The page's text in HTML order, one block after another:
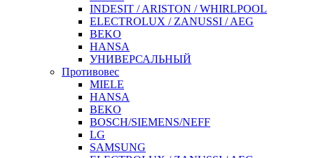
INDESIT / ARISTON / WHIRLPOOL
ELECTROLUX / ZANUSSI / AEG
BEKO
HANSA
УНИВЕРСАЛЬНЫЙ
Противовес
MIELE
HANSA
BEKO
BOSCH/SIEMENS/NEFF
LG
SAMSUNG